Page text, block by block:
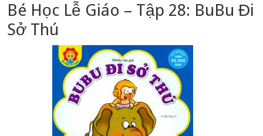
Bé Học Lễ Giáo – Tập 28: BuBu Đi
Sở Thú